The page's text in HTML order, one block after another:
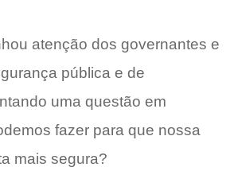
atenção dos governantes e
pública e de
uma questão em
fazer para que nossa
mais segura?